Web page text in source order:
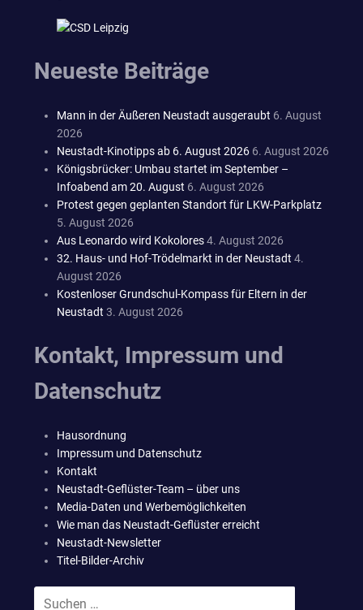
Neueste Beiträge
Mann in der Äußeren Neustadt ausgeraubt 6. August
2026
Neustadt-Kinotipps ab 6. August 2026 6. August 2026
Königsbrücker: Umbau startet im September –
Infoabend am 20. August 6. August 2026
Protest gegen geplanten Standort für LKW-Parkplatz
5. August 2026
Aus Leonardo wird Kokolores4. August 2026
32. Haus- und Hof-Trödelmarkt in der Neustadt 4.
August 2026
Kostenloser Grundschul-Kompass für Eltern in der
Neustadt 3. August 2026
Kontakt, Impressum und
Datenschutz
Hausordnung
Impressum und Datenschutz
Kontakt
Neustadt-Geflüster-Team – über uns
Media-Daten und Werbemöglichkeiten
Wie man das Neustadt-Geflüster erreicht
Neustadt-Newsletter
Titel-Bilder-Archiv